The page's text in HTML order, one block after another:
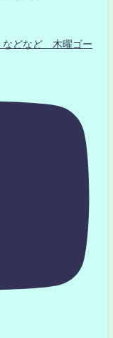
どなど 木曜ゴー